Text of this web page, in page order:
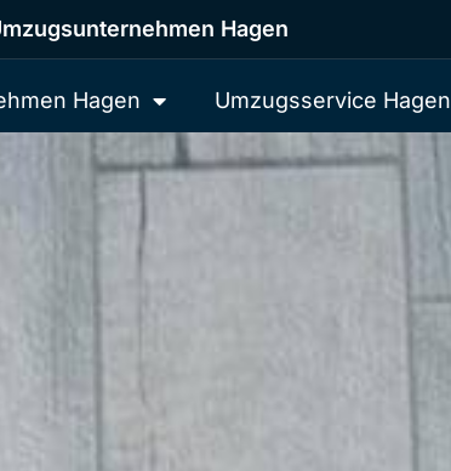
Hagen
Hagen Umzugsservice Hagen